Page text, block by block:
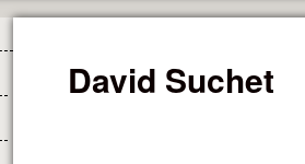
David Suchet